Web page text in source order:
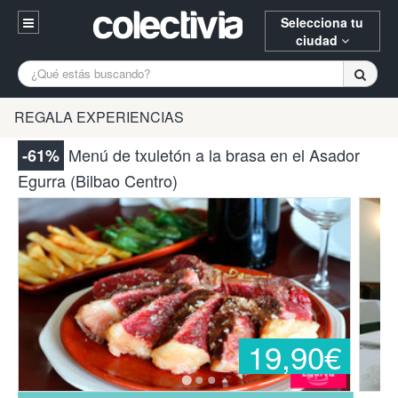
Selecciona tu
ciudad
Entrar
94 652 38 15 (L-V 10:30-15:00)
¿Necesitas ayuda? Escríbenos
A Coruña Alicante
Bilbao Burgos
Gijón Huesca
Madrid Oviedo Palencia
Pamplona Santander Tarragona
Valencia Vitoria Zaragoza
REGALA EXPERIENCIAS
-61% Menú de txuletón a la brasa en el Asador
Egurra (Bilbao Centro)
19,90€